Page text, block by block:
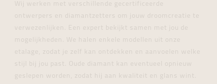
Wij werken met verschillende gecertificeerde
ontwerpers en diamantzetters om jouw droomcreatie te
verwezenlijken. Een expert bekijkt samen met jou de
mogelijkheden. We halen enkele modellen uit onze
etalage, zodat je zelf kan ontdekken en aanvoelen welke
stijl bij jou past. Oude diamant kan eventueel opnieuw
geslepen worden, zodat hij aan kwaliteit en glans wint.